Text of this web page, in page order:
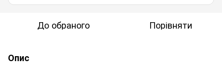
До обраного Порівняти
Опис